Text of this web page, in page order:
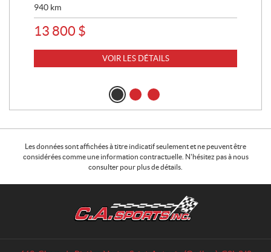
940 km
13 800 $
VOIR LES DÉTAILS
Les données sont affichées à titre indicatif seulement et ne peuvent être
considérées comme une information contractuelle. N'hésitez pas à nous
consulter pour plus de détails.